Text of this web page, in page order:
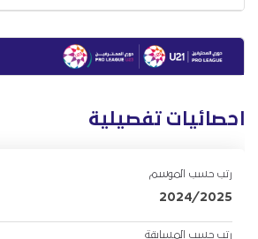
احصائيات تفصيلية
رتب حسب الموسم
2024/2025
رتب حسب المسابقة